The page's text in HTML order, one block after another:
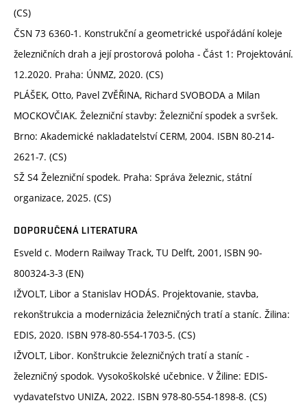
(CS)
ČSN 73 6360-1. Konstrukční a geometrické uspořádání koleje
železničních drah a její prostorová poloha - Část 1: Projektování.
12.2020. Praha: ÚNMZ, 2020. (CS)
PLÁŠEK, Otto, Pavel ZVĚŘINA, Richard SVOBODA a Milan
MOCKOVČIAK. Železniční stavby: Železniční spodek a svršek.
Brno: Akademické nakladatelství CERM, 2004. ISBN 80-214-
2621-7. (CS)
SŽ S4 Železniční spodek. Praha: Správa železnic, státní
organizace, 2025. (CS)
DOPORUČENÁ LITERATURA
Esveld c. Modern Railway Track, TU Delft, 2001, ISBN 90-
800324-3-3 (EN)
IŽVOLT, Libor a Stanislav HODÁS. Projektovanie, stavba,
rekonštrukcia a modernizácia železničných tratí a staníc. Žilina:
EDIS, 2020. ISBN 978-80-554-1703-5. (CS)
IŽVOLT, Libor. Konštrukcie železničných tratí a staníc -
železničný spodok. Vysokoškolské učebnice. V Žiline: EDIS-
vydavateľstvo UNIZA, 2022. ISBN 978-80-554-1898-8. (CS)